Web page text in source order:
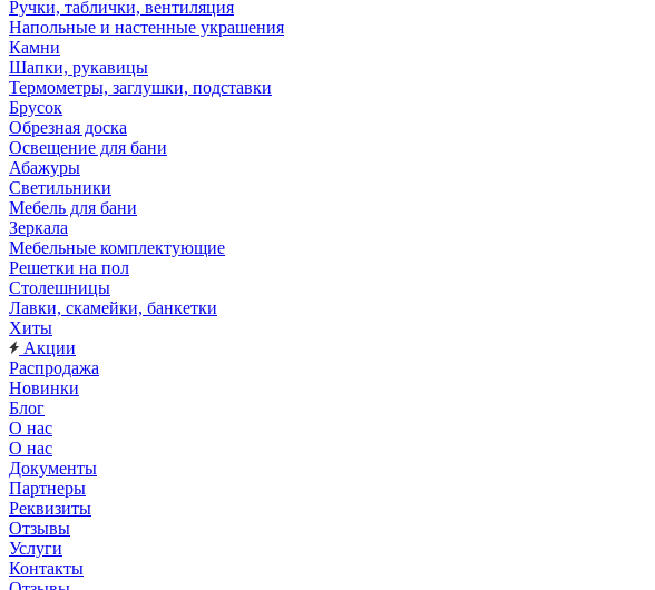
Ручки, таблички, вентиляция
Напольные и настенные украшения
Камни
Шапки, рукавицы
Термометры, заглушки, подставки
Брусок
Обрезная доска
Освещение для бани
Абажуры
Светильники
Мебель для бани
Зеркала
Мебельные комплектующие
Решетки на пол
Столешницы
Лавки, скамейки, банкетки
Хиты
Акции
Распродажа
Новинки
Блог
О нас
О нас
Документы
Партнеры
Реквизиты
Отзывы
Услуги
Контакты